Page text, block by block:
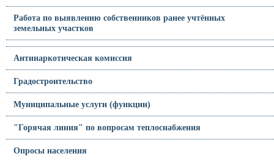
Работа по выявлению собственников ранее учтённых
земельных участков
Антинаркотическая комиссия
Градостроительство
Муниципальные услуги (функции)
"Горячая линия" по вопросам теплоснабжения
Опросы населения